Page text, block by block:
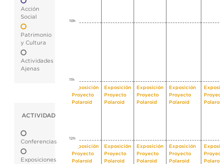
Acción
Social
Patrimonio
y Cultura
Actividades
Ajenas
ACTIVIDAD
Conferencias
Exposiciones
10h
11h
Exposición
Proyecto
Polaroid
Exposición
Proyecto
Polaroid
Exposición
Proyecto
Polaroid
Exposición
Proyecto
Polaroid
12h
Exposición
Proyecto
Polaroid
Exposición
Proyecto
Polaroid
Exposición
Proyecto
Polaroid
Exposición
Proyecto
Polaroid